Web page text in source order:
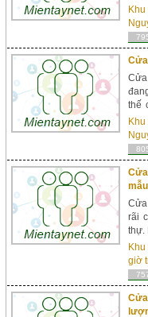
ü
thế
âm
rãi
thự.
mặt
giờ